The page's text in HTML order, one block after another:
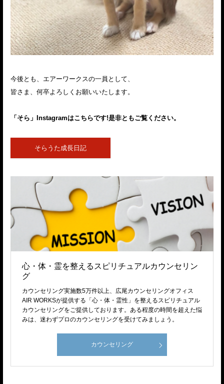
今後とも、エアーワークスの一員として、
皆さま、何卒よろしくお願いいたします。
「そら」Instagramはこちらです!是非ともご覧ください。
そらうた成長日記
心・体・霊を整えるスピリチュアルカウンセリン
グ
カウンセリング実施数5万件以上、広尾カウンセリングオフィス
AIR WORKSが提供する「心・体・霊性」を整えるスピリチュアル
カウンセリングをご提供しております。ある程度の時間を超えた悩
みは、迷わずプロのカウンセリングを受けてみましょう。
カウンセリング